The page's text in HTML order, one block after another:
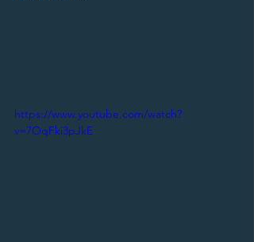
https://www.youtube.com/watch?
v=7OqFki3pJkE